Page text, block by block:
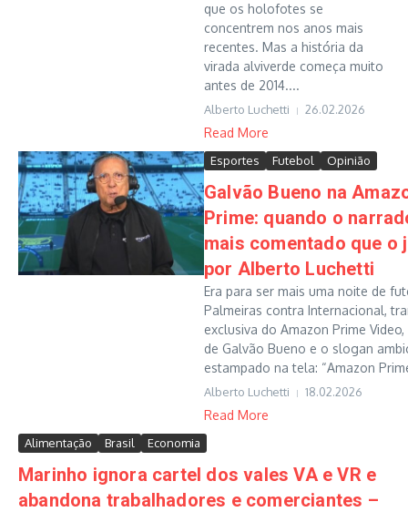
que os holofotes se
concentrem nos anos mais
recentes. Mas a história da
virada alviverde começa muito
antes de 2014....
Alberto Luchetti 26.02.2026
Read More
Esportes Futebol Opinião
Galvão Bueno na
Prime: quando o
mais comentado que o
por Alberto Luchetti
Era para ser mais uma noite de
Palmeiras contra Internacional,
exclusiva do Amazon Prime
de Galvão Bueno e o slogan
estampado na tela: “Amazon
Alberto Luchetti 18.02.2026
Read More
Alimentação Brasil Economia
Marinho ignora cartel dos vales VA e VR e
abandona trabalhadores e comerciantes –